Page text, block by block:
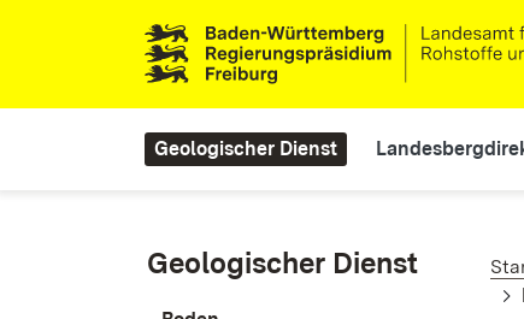
Main navigation
Geologischer Dienst
Geologischer Dienst